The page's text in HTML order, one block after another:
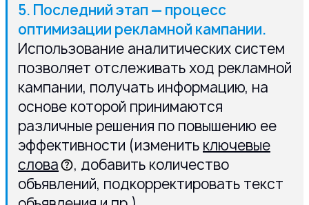
5. Последний этап — процесс
оптимизации рекламной кампании.
Использование аналитических систем
позволяет отслеживать ход рекламной
кампании, получать информацию, на
основе которой принимаются
различные решения по повышению ее
эффективности (изменить ключевые
слова
, добавить количество
объявлений, подкорректировать текст